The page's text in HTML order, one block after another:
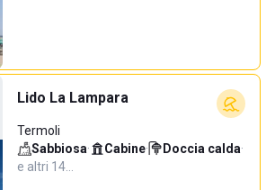
Lido La Lampara
Termoli
Sabbiosa· Cabine· Doccia calda·
e altri 14…